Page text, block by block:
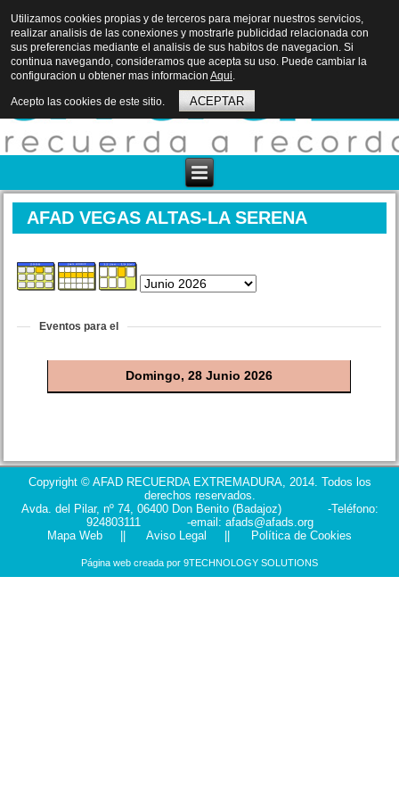
AFAD VEGAS ALTAS-LA SERENA
Eventos para el
Domingo, 28 Junio 2026
Copyright © AFAD RECUERDA EXTREMADURA, 2014. Todos los
derechos reservados.
Avda. del Pilar, nº 74, 06400 Don Benito (Badajoz) -Teléfono:
924803111 -email: afads@afads.org
Mapa Web
Aviso Legal Política de Cookies
Página web creada por 9TECHNOLOGY SOLUTIONS
Utilizamos cookies propias y de terceros para mejorar nuestros servicios,
realizar analisis de las conexiones y mostrarle publicidad relacionada con
sus preferencias mediante el analisis de sus habitos de navegacion. Si
continua navegando, consideramos que acepta su uso. Puede cambiar la
configuracion u obtener mas informacion Aqui.
Acepto las cookies de este sitio. ACEPTAR